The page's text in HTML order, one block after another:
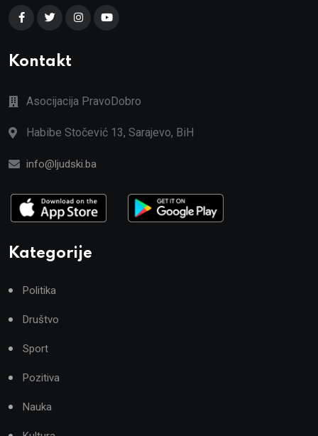
Kontakt
Asocijacija PravoDobro
Habibe Stočević 13, Sarajevo, BiH
info@ljudski.ba
Kategorije
Politika
Društvo
Sport
Pozitiva
Nauka